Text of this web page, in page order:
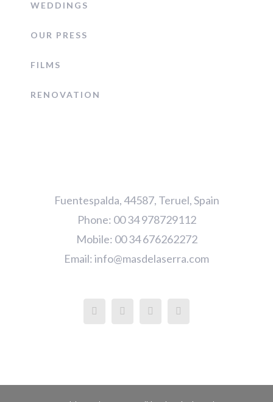
WEDDINGS
OUR PRESS
FILMS
RENOVATION
Fuentespalda, 44587, Teruel, Spain
Phone: 00 34 978729112
Mobile: 00 34 676262272
Email: info@masdelaserra.com